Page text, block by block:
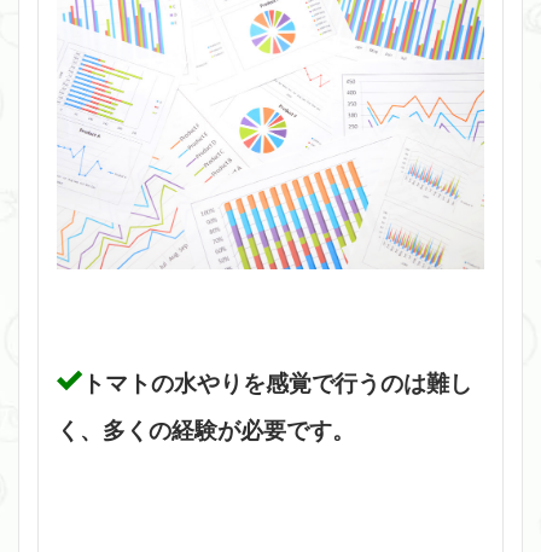
トマトの水やりを感覚で行うのは難し
く、多くの経験が必要です。